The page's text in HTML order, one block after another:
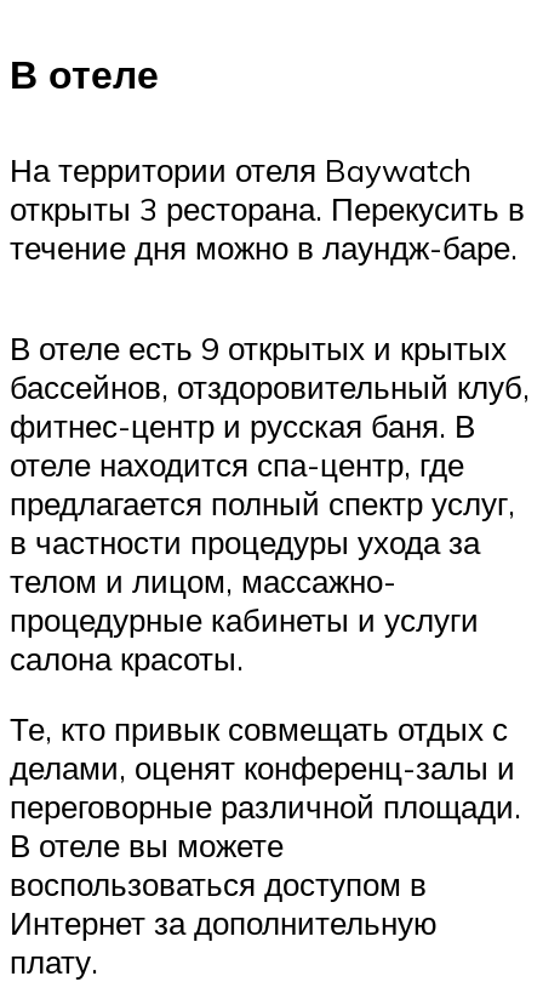
В отеле
На территории отеля Baywatch
открыты 3 ресторана. Перекусить в
течение дня можно в лаундж-баре.
В отеле есть 9 открытых и крытых
бассейнов, отздоровительный клуб,
фитнес-центр и русская баня. В
отеле находится спа-центр, где
предлагается полный спектр услуг,
в частности процедуры ухода за
телом и лицом, массажно-
процедурные кабинеты и услуги
салона красоты.
Те, кто привык совмещать отдых с
делами, оценят конференц-залы и
переговорные различной площади.
В отеле вы можете
воспользоваться доступом в
Интернет за дополнительную
плату.